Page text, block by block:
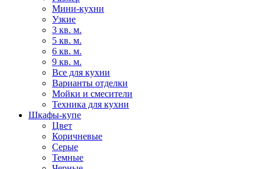
Мини-кухни
Узкие
3 кв. м.
5 кв. м.
6 кв. м.
9 кв. м.
Все для кухни
Варианты отделки
Мойки и смесители
Техника для кухни
Шкафы-купе
Цвет
Коричневые
Серые
Темные